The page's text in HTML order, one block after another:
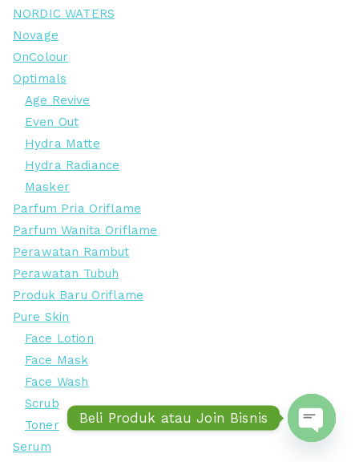
NORDIC WATERS
Novage
OnColour
Optimals
Age Revive
Even Out
Hydra Matte
Hydra Radiance
Masker
Parfum Pria Oriflame
Parfum Wanita Oriflame
Perawatan Rambut
Perawatan Tubuh
Produk Baru Oriflame
Pure Skin
Face Lotion
Face Mask
Face Wash
Scrub
Toner
Serum
Beli Produk atau Join Bisnis